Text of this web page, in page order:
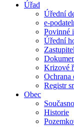
Úřad
Úřední
e-
Povinné
Úřední
Krizové
Ochrana
Registr
Obec
Historie